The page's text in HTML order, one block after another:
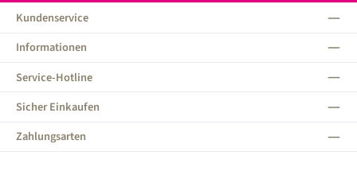
Kundenservice
Informationen
Service-Hotline
Sicher Einkaufen
Zahlungsarten